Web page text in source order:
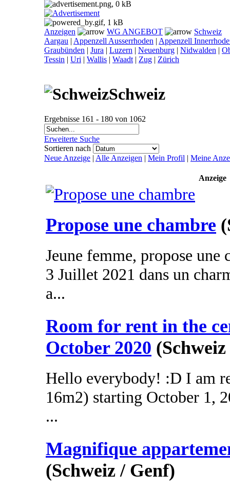
Anzeigen WG ANGEBOT
Schweiz
Aargau | Appenzell Ausserrhoden | Appenzell
Graubünden | Jura | Luzern | Neuenburg | Nidwalden |
Tessin | Uri | Wallis | Waadt | Zug | Zürich
Schweiz
Ergebnisse 161 - 180 von 1062
Erweiterte Suche
Sortieren nach
Neue Anzeige | Alle Anzeigen | Mein Profil | Meine
Anzeige
Propose une chambre
Jeune femme, propose une
3 Juillet 2021 dans un
a...
Room for rent in the
October 2020
Hello everybody! :D I am
16m2) starting October 1,
...
Magnifique
(Schweiz / Genf)